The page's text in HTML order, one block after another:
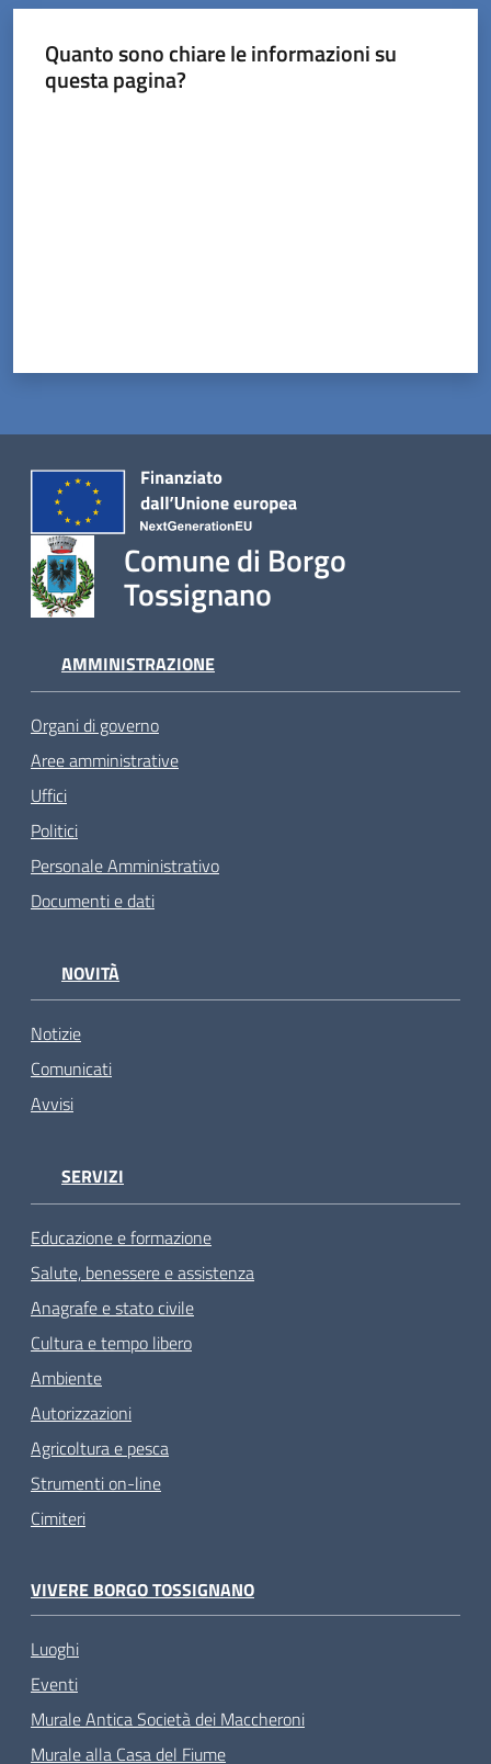
Quanto sono chiare le informazioni su
questa pagina?
Comune di Borgo
Tossignano
AMMINISTRAZIONE
Organi di governo
Aree amministrative
Uffici
Politici
Personale Amministrativo
Documenti e dati
NOVITÀ
Notizie
Comunicati
Avvisi
SERVIZI
Educazione e formazione
Salute, benessere e assistenza
Anagrafe e stato civile
Cultura e tempo libero
Ambiente
Autorizzazioni
Agricoltura e pesca
Strumenti on-line
Cimiteri
VIVERE BORGO TOSSIGNANO
Luoghi
Eventi
Murale Antica Società dei Maccheroni
Murale alla Casa del Fiume